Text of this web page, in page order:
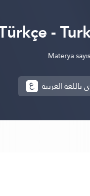
Materya
العربية